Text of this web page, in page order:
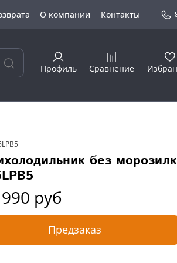
О компании Контакты
Профиль Сравнение
без
руб
Предзаказ